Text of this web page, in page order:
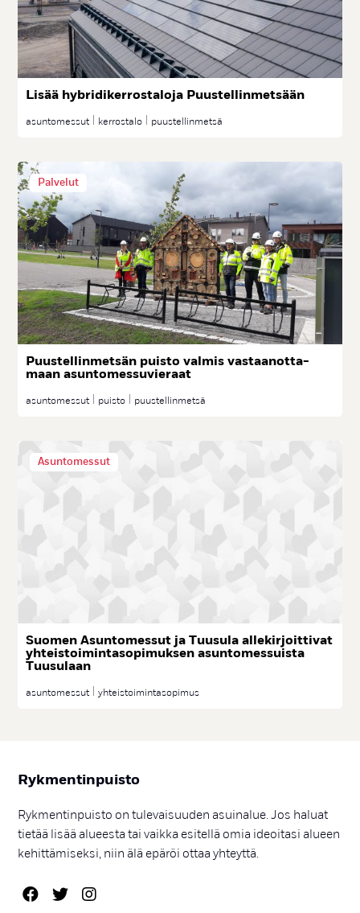
Li­sää hyb­ri­di­ker­ros­ta­lo­ja Puus­tel­lin­met­sään
asuntomessut kerrostalo puustellinmetsä
Palvelut
Puus­tel­lin­met­sän puis­to val­mis vas­taa­not­ta­
maan asun­to­mes­su­vie­raat
asuntomessut puisto puustellinmetsä
Asuntomessut
Suo­men Asun­to­mes­sut ja Tuu­su­la al­le­kir­joit­ti­vat
yh­teis­toi­min­ta­so­pi­muk­sen asun­to­mes­suis­ta
Tuu­su­laan
asuntomessut yhteistoimintasopimus
Ryk­men­tin­puis­to
Rykmentinpuisto on tulevaisuuden asuinalue. Jos haluat
tietää lisää alueesta tai vaikka esitellä omia ideoitasi alueen
kehittämiseksi, niin älä epäröi ottaa yhteyttä.